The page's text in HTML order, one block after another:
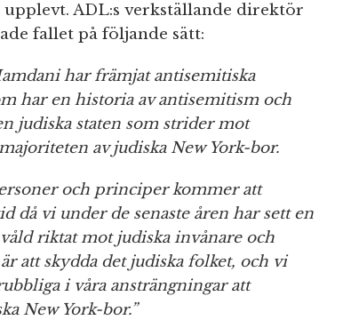
ADL:s verkställande direktör
fallet på följande sätt:
har främjat antisemitiska
har en historia av antisemitism och
judiska staten som strider mot
av judiska New York-bor.
och principer kommer att
då vi under de senaste åren har sett en
riktat mot judiska invånare och
att skydda det judiska folket, och vi
i våra ansträngningar att
New York-bor.”